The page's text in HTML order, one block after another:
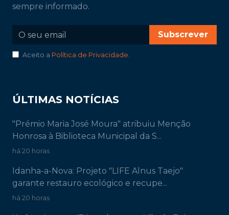
sempre informado.
Subscrever
Aceito a Política de Privacidade.
ÚLTIMAS NOTÍCIAS
"Prémio Maria José Moura" atribuiu Menção
Honrosa à Biblioteca Municipal da S...
há 20 horas
Idanha-a-Nova: Projeto "LIFE Alnus Taejo"
garante restauro ecológico e recupe...
há 20 horas